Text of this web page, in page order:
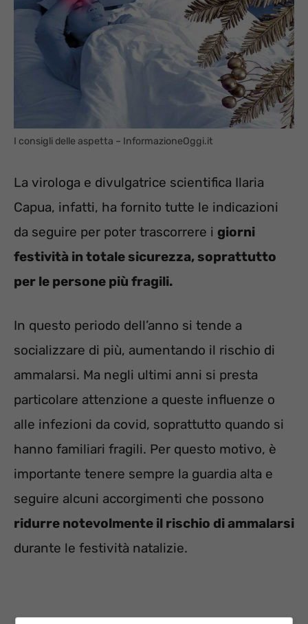
I consigli delle aspetta – InformazioneOggi.it
La virologa e divulgatrice scientifica Ilaria
Capua, infatti, ha fornito tutte le indicazioni
da seguire per poter trascorrere i giorni
festività in totale sicurezza, soprattutto
per le persone più fragili.
In questo periodo dell’anno si tende a
socializzare di più, aumentando il rischio di
ammalarsi. Ma negli ultimi anni si presta
particolare attenzione a queste influenze o
alle infezioni da covid, soprattutto quando si
hanno familiari fragili. Per questo motivo, è
importante tenere sempre la guardia alta e
seguire alcuni accorgimenti che possono
ridurre notevolmente il rischio di ammalarsi
durante le festività natalizie.